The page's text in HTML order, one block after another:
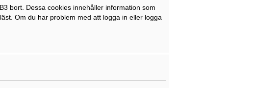
bort. Dessa cookies innehåller information som
Om du har problem med att logga in eller logga